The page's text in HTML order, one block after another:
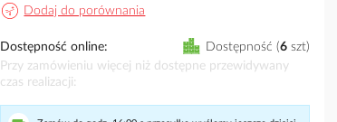
Dodaj do porównania
Dostępność online Dostępność 6 szt
Przy zamówieniu więcej niż dostępne przewidywany
czas realizacji